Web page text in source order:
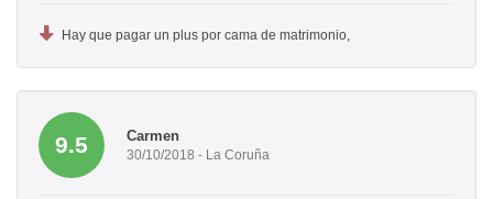
Hay que pagar un plus por cama de matrimonio,
9.5 Carmen
30/10/2018 - La Coruña